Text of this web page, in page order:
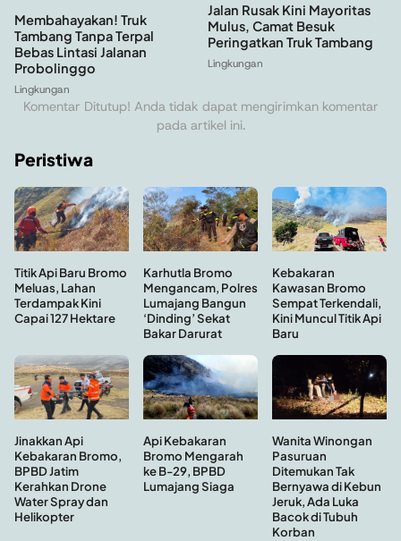
Membahayakan! Truk
Tambang Tanpa Terpal
Bebas Lintasi Jalanan
Probolinggo
Lingkungan
Jalan Rusak Kini Mayoritas
Mulus, Camat Besuk
Peringatkan Truk Tambang
Lingkungan
Komentar Ditutup! Anda tidak dapat mengirimkan komentar
pada artikel ini.
Peristiwa
Titik Api Baru Bromo
Meluas, Lahan
Terdampak Kini
Capai 127 Hektare
Karhutla Bromo
Mengancam, Polres
Lumajang Bangun
‘Dinding’ Sekat
Bakar Darurat
Kebakaran
Kawasan Bromo
Sempat Terkendali,
Kini Muncul Titik Api
Baru
Jinakkan Api
Kebakaran Bromo,
BPBD Jatim
Kerahkan Drone
Water Spray dan
Helikopter
Api Kebakaran
Bromo Mengarah
ke B-29, BPBD
Lumajang Siaga
Wanita Winongan
Pasuruan
Ditemukan Tak
Bernyawa di Kebun
Jeruk, Ada Luka
Bacok di Tubuh
Korban